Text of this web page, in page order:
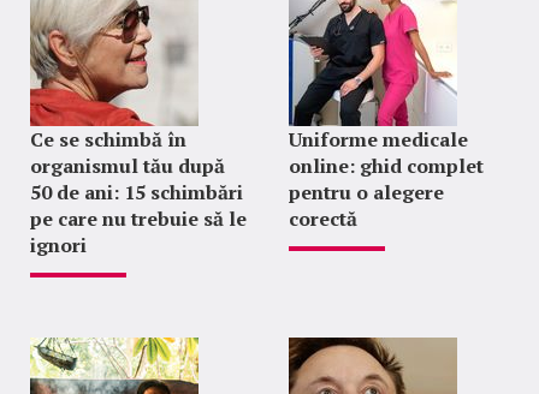
Ce se schimbă în
organismul tău după
50 de ani: 15 schimbări
pe care nu trebuie să le
ignori
Uniforme medicale
online: ghid complet
pentru o alegere
corectă